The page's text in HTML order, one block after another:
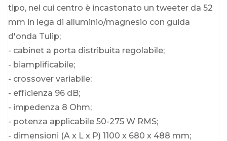
tipo, nel cui centro è incastonato un tweeter da 52
mm in lega di alluminio/magnesio con guida
d'onda Tulip;
- cabinet a porta distribuita regolabile;
- biamplificabile;
- crossover variabile;
- efficienza 96 dB;
- impedenza 8 Ohm;
- potenza applicabile 50-275 W RMS;
- dimensioni (A x L x P) 1100 x 680 x 488 mm;